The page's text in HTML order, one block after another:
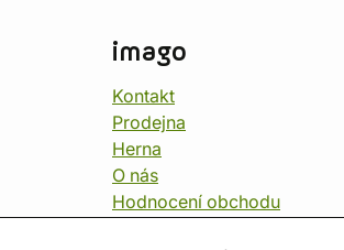
imago
Kontakt
Prodejna
Herna
O nás
Hodnocení obchodu